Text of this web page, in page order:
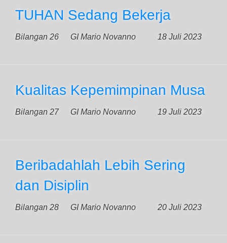
TUHAN Sedang Bekerja
Bilangan 26 18 Juli 2023
GI Mario Novanno
Kualitas Kepemimpinan Musa
Bilangan 27 19 Juli 2023
GI Mario Novanno
Beribadahlah Lebih Sering
dan Disiplin
Bilangan 28 20 Juli 2023
GI Mario Novanno